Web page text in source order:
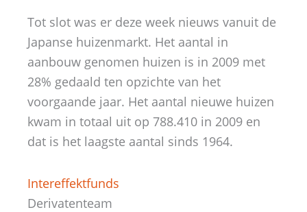
Tot slot was er deze week nieuws vanuit de
Japanse huizenmarkt. Het aantal in
aanbouw genomen huizen is in 2009 met
28% gedaald ten opzichte van het
voorgaande jaar. Het aantal nieuwe huizen
kwam in totaal uit op 788.410 in 2009 en
dat is het laagste aantal sinds 1964.
Intereffektfunds
Derivatenteam